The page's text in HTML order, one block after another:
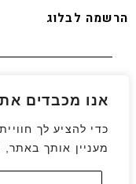
אנו מכבדים
כדי להציע לך
מעניין אותך
הרשמה לבלוג